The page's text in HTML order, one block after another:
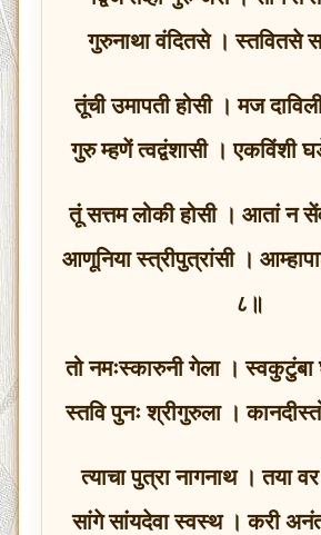
गुरुनाथा वंदितसे । स्तवितसे
तूंची उमापती होसी । मज
गुरु म्हणें त्वद्वंशासी । एकविंशी
तूं सत्तम लोकी होसी । आतां न
आणूनिया स्त्रीपुत्रांसी ।
८॥
तो नमःस्कारुनी गेला ।
स्तवि पुनः श्रीगुरुला ।
त्याचा पुत्रा नागनाथ । तया
सांगे सांयदेवा स्वस्थ । करी